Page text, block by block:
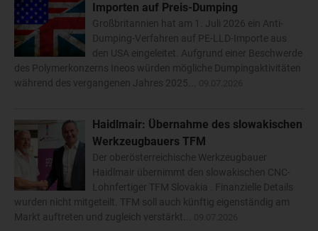
Importen auf Preis-Dumping
Großbritannien hat am 1. Juli 2026 ein Anti-
Dumping-Verfahren auf PE-LLD-Importe aus
den USA eingeleitet. Aufgrund einer Beschwerde
des Polymerkonzerns Ineos würden mögliche Dumpingaktivitäten
während des vergangenen Jahres 2025...
Haidlmair: Übernahme des slowakischen
Werkzeugbauers TFM
Der oberösterreichische Werkzeugbauer
Haidlmair übernimmt den slowakischen CNC-
Lohnfertiger TFM Slovakia . Finanzielle Details
wurden nicht mitgeteilt. TFM soll auch künftig eigenständig am
Markt auftreten und zugleich verstärkt...